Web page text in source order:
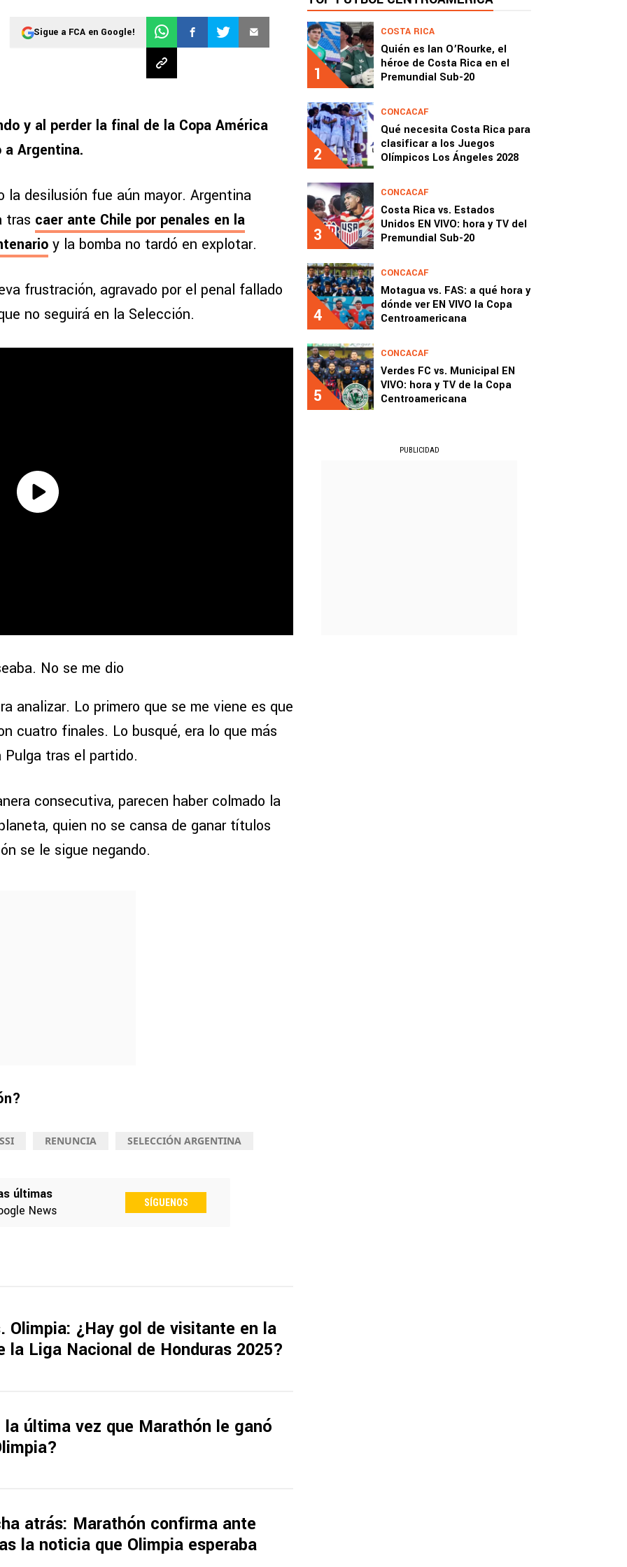
Sigue a FCA en Google!
y al perder la final de la Copa América
Argentina.
la desilusión fue aún mayor. Argentina
tras caer ante Chile por penales en la
y la bomba no tardó en explotar.
frustración, agravado por el penal fallado
no seguirá en la Selección.
No se me dio
analizar. Lo primero que se me viene es que
cuatro finales. Lo busqué, era lo que más
Pulga tras el partido.
consecutiva, parecen haber colmado la
quien no se cansa de ganar títulos
se le sigue negando.
RENUNCIA SELECCIÓN ARGENTINA
últimas
News
SÍGUENOS
Olimpia: ¿Hay gol de visitante en la
la Liga Nacional de Honduras 2025?
la última vez que Marathón le ganó
atrás: Marathón confirma ante
la noticia que Olimpia esperaba
1
COSTA RICA
Quién es Ian O’Rourke, el
héroe de Costa Rica en el
Premundial Sub-20
2
CONCACAF
Qué necesita Costa Rica para
clasificar a los Juegos
Olímpicos Los Ángeles 2028
3
CONCACAF
Costa Rica vs. Estados
Unidos EN VIVO: hora y TV del
Premundial Sub-20
4
CONCACAF
Motagua vs. FAS: a qué hora y
dónde ver EN VIVO la Copa
Centroamericana
5
CONCACAF
Verdes FC vs. Municipal EN
VIVO: hora y TV de la Copa
Centroamericana
PUBLICIDAD